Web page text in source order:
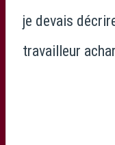
je devais
travailleur